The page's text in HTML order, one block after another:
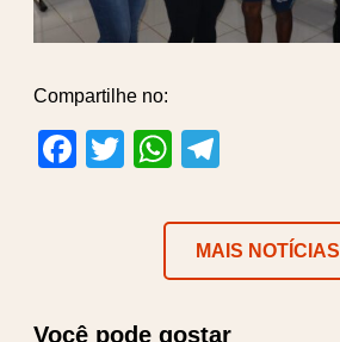
Compartilhe no:
Facebook
TwitterWhatsApp
MAIS NOTÍCIAS
Você pode gostar